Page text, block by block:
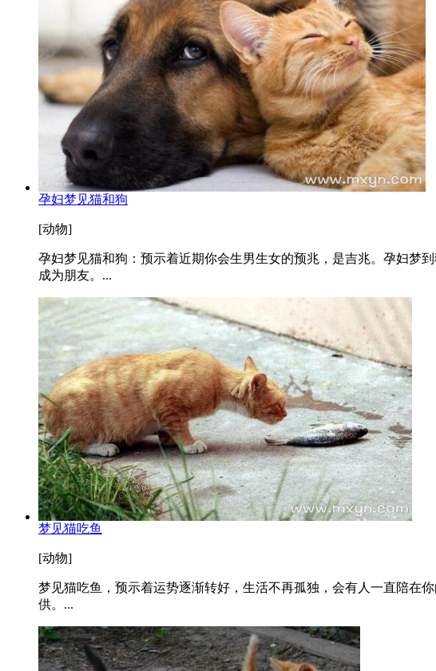
孕妇梦见猫和狗
[动物]
孕妇梦见猫和狗：预示着近期你会生男生女的预兆，是吉兆。孕妇梦
成为朋友。...
梦见猫吃鱼
[动物]
梦见猫吃鱼，预示着运势逐渐转好，生活不再孤独，会有人一直陪在
供。...